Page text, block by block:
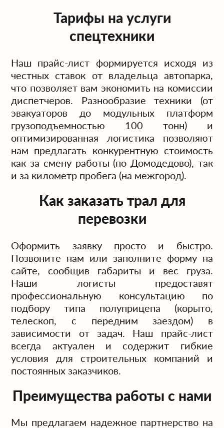
Тарифы на услуги
спецтехники
Наш прайс-лист формируется исходя из
честных ставок от владельца автопарка,
что позволяет вам экономить на комиссии
диспетчеров. Разнообразие техники (от
эвакуаторов до модульных платформ
грузоподъемностью 100 тонн) и
оптимизированная логистика позволяют
нам предлагать конкурентную стоимость
как за смену работы (по Домодедово), так
и за километр пробега (на межгород).
Как заказать трал для
перевозки
Оформить заявку просто и быстро.
Позвоните нам или заполните форму на
сайте, сообщив габариты и вес груза.
Наши логисты предоставят
профессиональную консультацию по
подбору типа полуприцепа (корыто,
телескоп, с передним заездом) в
зависимости от задач. Наш прайс-лист
всегда актуален и содержит гибкие
условия для строительных компаний и
постоянных заказчиков.
Преимущества работы с нами
Мы предлагаем надежное партнерство на